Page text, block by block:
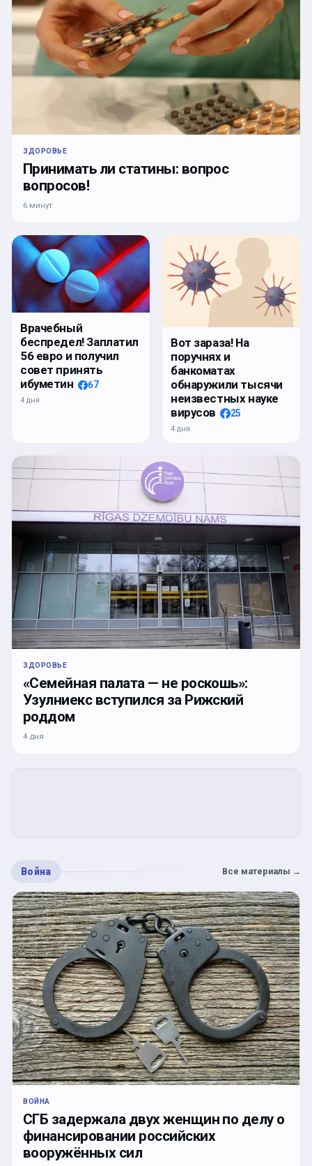
ЗДОРОВЬЕ
Принимать ли статины: вопрос
вопросов!
6 минут
Врачебный
беспредел! Заплатил
56 евро и получил
совет принять
ибуметин
67
4 дня
Вот зараза! На
поручнях и
банкоматах
обнаружили тысячи
неизвестных науке
вирусов
25
4 дня
ЗДОРОВЬЕ
«Семейная палата — не роскошь»:
Узулниекс вступился за Рижский
роддом
4 дня
Война Все материалы →
ВОЙНА
СГБ задержала двух женщин по делу о
финансировании российских
вооружённых сил